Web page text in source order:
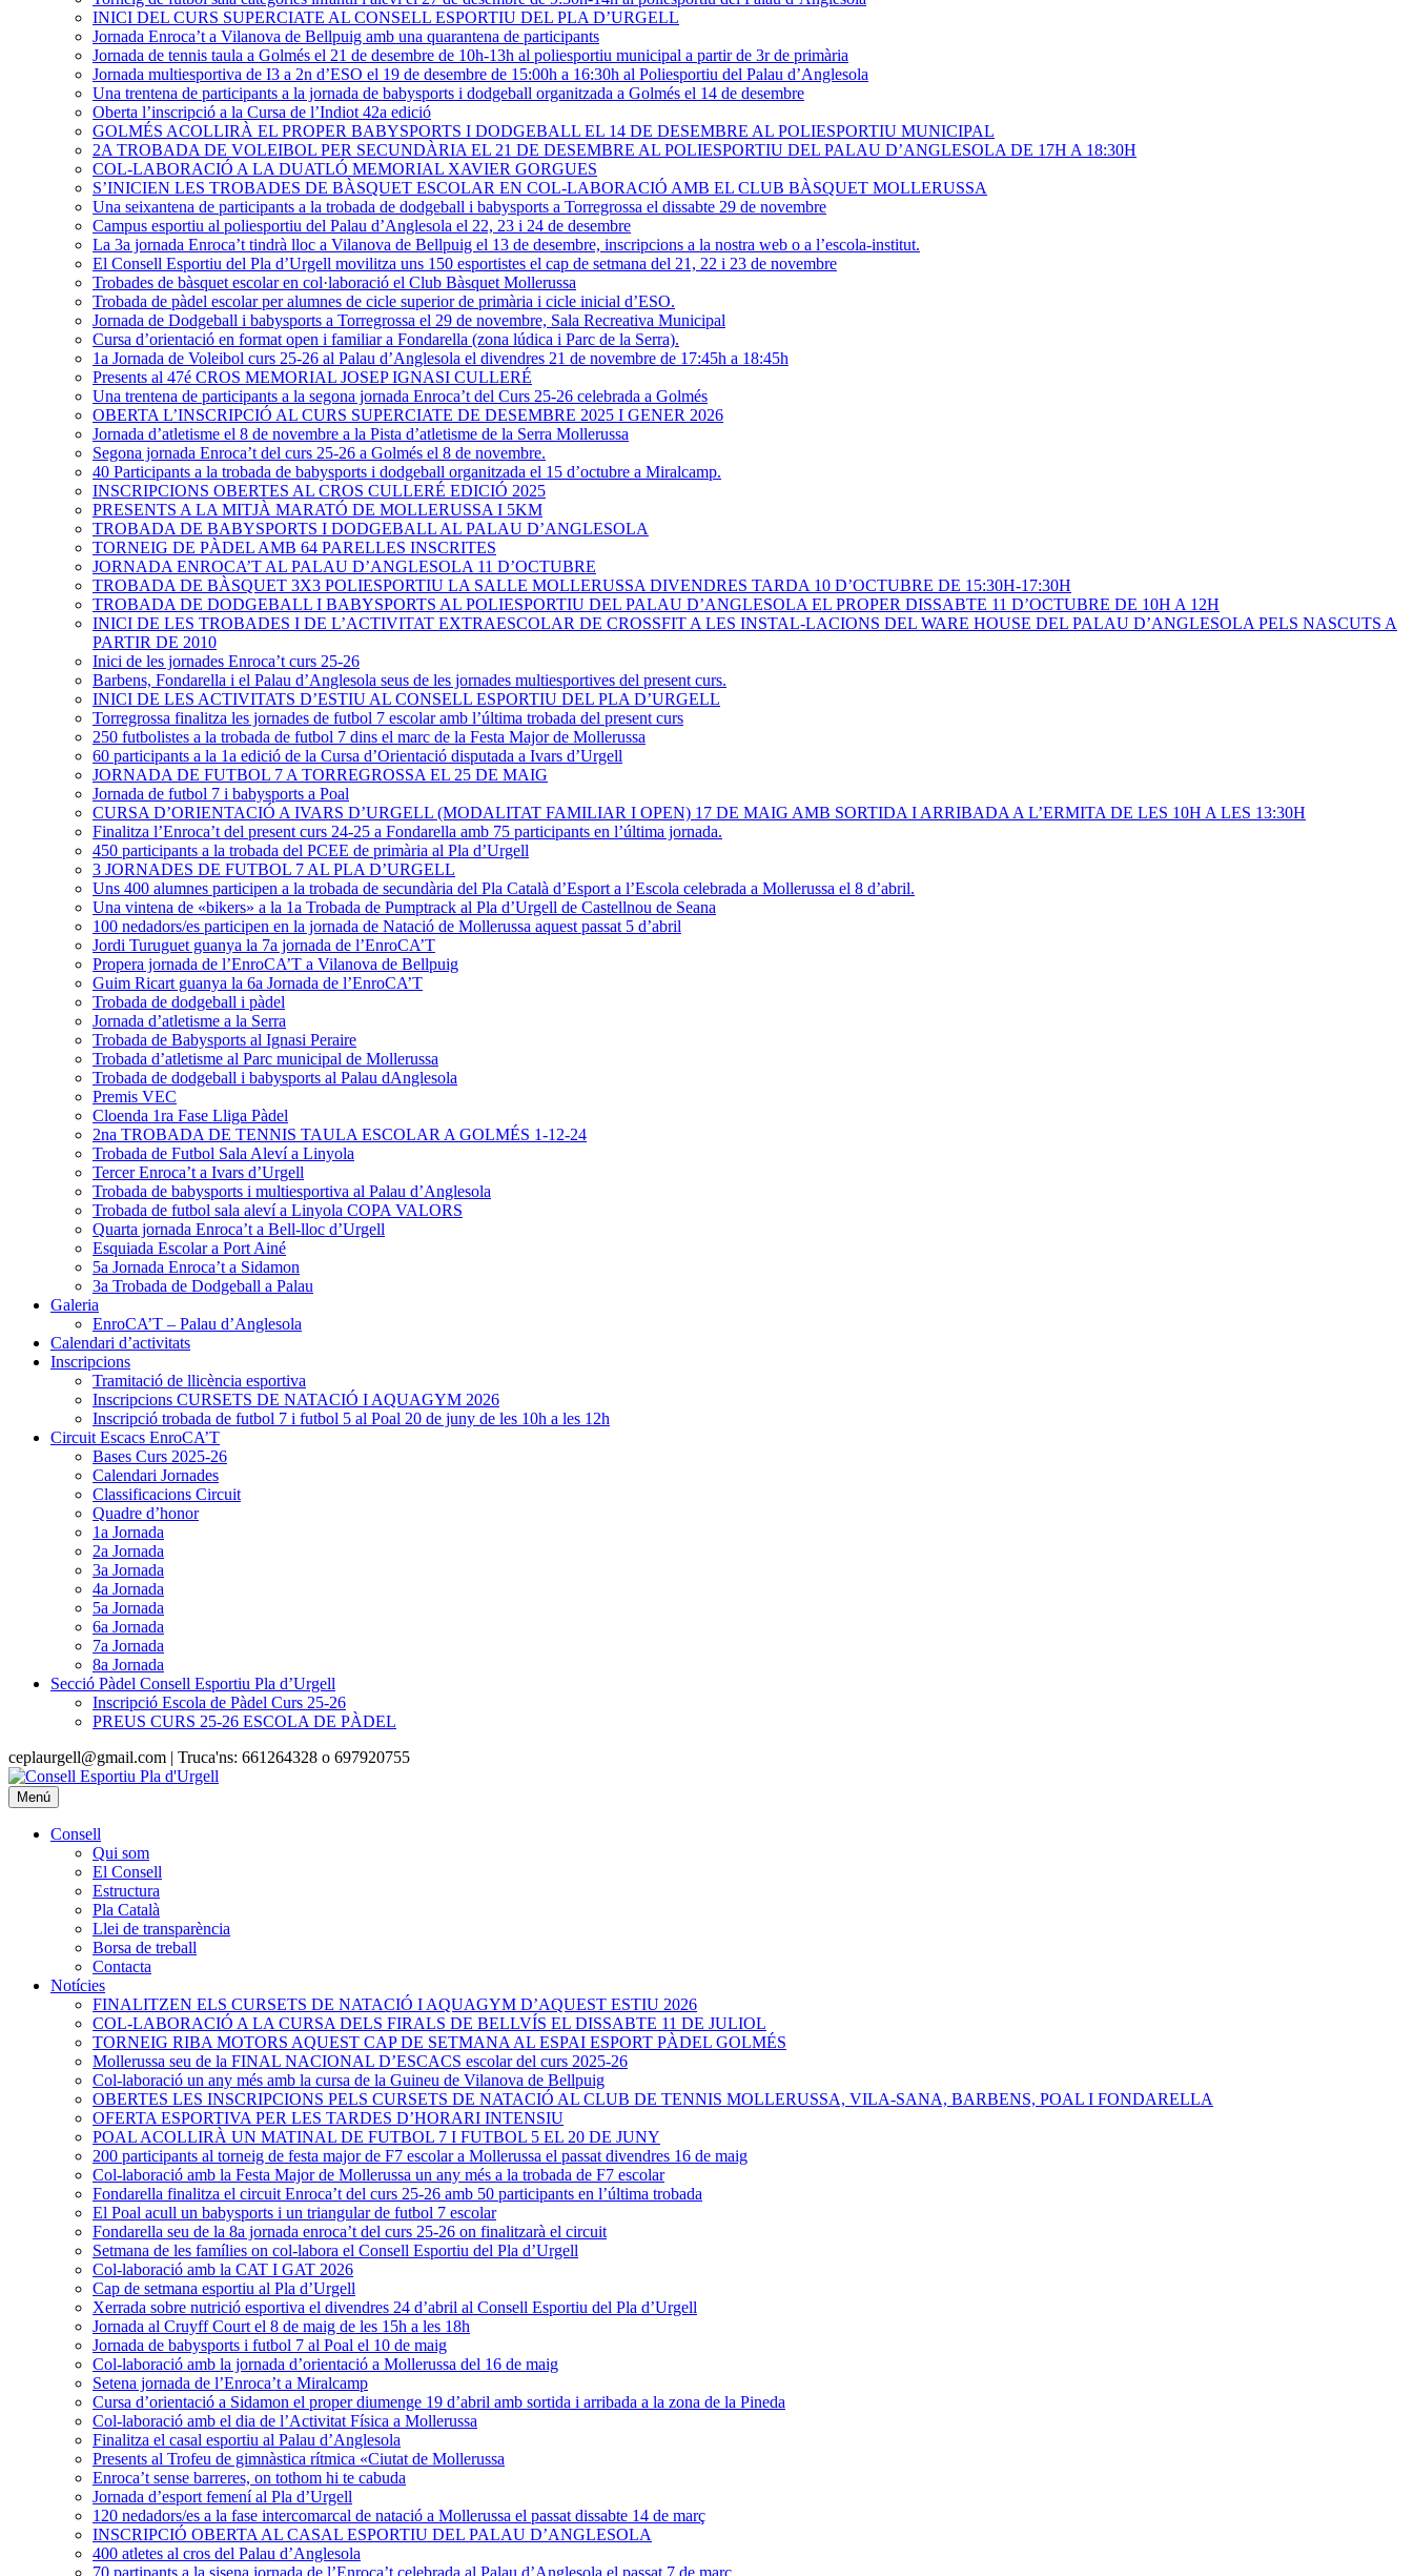
INICI DEL CURS SUPERCIATE AL CONSELL ESPORTIU DEL PLA D’URGELL
Jornada Enroca’t a Vilanova de Bellpuig amb una quarantena de participants
Jornada de tennis taula a Golmés el 21 de desembre de 10h-13h al poliesportiu municipal a partir de 3r de primària
Jornada multiesportiva de I3 a 2n d’ESO el 19 de desembre de 15:00h a 16:30h al Poliesportiu del Palau d’Anglesola
Una trentena de participants a la jornada de babysports i dodgeball organitzada a Golmés el 14 de desembre
Oberta l’inscripció a la Cursa de l’Indiot 42a edició
GOLMÉS ACOLLIRÀ EL PROPER BABYSPORTS I DODGEBALL EL 14 DE DESEMBRE AL POLIESPORTIU MUNICIPAL
2A TROBADA DE VOLEIBOL PER SECUNDÀRIA EL 21 DE DESEMBRE AL POLIESPORTIU DEL PALAU D’ANGLESOLA DE 17H A 18:30H
COL-LABORACIÓ A LA DUATLÓ MEMORIAL XAVIER GORGUES
S’INICIEN LES TROBADES DE BÀSQUET ESCOLAR EN COL-LABORACIÓ AMB EL CLUB BÀSQUET MOLLERUSSA
Una seixantena de participants a la trobada de dodgeball i babysports a Torregrossa el dissabte 29 de novembre
Campus esportiu al poliesportiu del Palau d’Anglesola el 22, 23 i 24 de desembre
La 3a jornada Enroca’t tindrà lloc a Vilanova de Bellpuig el 13 de desembre, inscripcions a la nostra web o a l’escola-institut.
El Consell Esportiu del Pla d’Urgell movilitza uns 150 esportistes el cap de setmana del 21, 22 i 23 de novembre
Trobades de bàsquet escolar en col·laboració el Club Bàsquet Mollerussa
Trobada de pàdel escolar per alumnes de cicle superior de primària i cicle inicial d’ESO.
Jornada de Dodgeball i babysports a Torregrossa el 29 de novembre, Sala Recreativa Municipal
Cursa d’orientació en format open i familiar a Fondarella (zona lúdica i Parc de la Serra).
1a Jornada de Voleibol curs 25-26 al Palau d’Anglesola el divendres 21 de novembre de 17:45h a 18:45h
Presents al 47é CROS MEMORIAL JOSEP IGNASI CULLERÉ
Una trentena de participants a la segona jornada Enroca’t del Curs 25-26 celebrada a Golmés
OBERTA L’INSCRIPCIÓ AL CURS SUPERCIATE DE DESEMBRE 2025 I GENER 2026
Jornada d’atletisme el 8 de novembre a la Pista d’atletisme de la Serra Mollerussa
Segona jornada Enroca’t del curs 25-26 a Golmés el 8 de novembre.
40 Participants a la trobada de babysports i dodgeball organitzada el 15 d’octubre a Miralcamp.
INSCRIPCIONS OBERTES AL CROS CULLERÉ EDICIÓ 2025
PRESENTS A LA MITJÀ MARATÓ DE MOLLERUSSA I 5KM
TROBADA DE BABYSPORTS I DODGEBALL AL PALAU D’ANGLESOLA
TORNEIG DE PÀDEL AMB 64 PARELLES INSCRITES
JORNADA ENROCA’T AL PALAU D’ANGLESOLA 11 D’OCTUBRE
TROBADA DE BÀSQUET 3X3 POLIESPORTIU LA SALLE MOLLERUSSA DIVENDRES TARDA 10 D’OCTUBRE DE 15:30H-17:30H
TROBADA DE DODGEBALL I BABYSPORTS AL POLIESPORTIU DEL PALAU D’ANGLESOLA EL PROPER DISSABTE 11 D’OCTUBRE DE 10H A 12H
INICI DE LES TROBADES I DE L’ACTIVITAT EXTRAESCOLAR DE CROSSFIT A LES INSTAL-LACIONS DEL WARE HOUSE DEL PALAU D’ANGLESOLA PELS NASCUTS A
PARTIR DE 2010
Inici de les jornades Enroca’t curs 25-26
Barbens, Fondarella i el Palau d’Anglesola seus de les jornades multiesportives del present curs.
INICI DE LES ACTIVITATS D’ESTIU AL CONSELL ESPORTIU DEL PLA D’URGELL
Torregrossa finalitza les jornades de futbol 7 escolar amb l’última trobada del present curs
250 futbolistes a la trobada de futbol 7 dins el marc de la Festa Major de Mollerussa
60 participants a la 1a edició de la Cursa d’Orientació disputada a Ivars d’Urgell
JORNADA DE FUTBOL 7 A TORREGROSSA EL 25 DE MAIG
Jornada de futbol 7 i babysports a Poal
CURSA D’ORIENTACIÓ A IVARS D’URGELL (MODALITAT FAMILIAR I OPEN) 17 DE MAIG AMB SORTIDA I ARRIBADA A L’ERMITA DE LES 10H A LES 13:30H
Finalitza l’Enroca’t del present curs 24-25 a Fondarella amb 75 participants en l’última jornada.
450 participants a la trobada del PCEE de primària al Pla d’Urgell
3 JORNADES DE FUTBOL 7 AL PLA D’URGELL
Uns 400 alumnes participen a la trobada de secundària del Pla Català d’Esport a l’Escola celebrada a Mollerussa el 8 d’abril.
Una vintena de «bikers» a la 1a Trobada de Pumptrack al Pla d’Urgell de Castellnou de Seana
100 nedadors/es participen en la jornada de Natació de Mollerussa aquest passat 5 d’abril
Jordi Turuguet guanya la 7a jornada de l’EnroCA’T
Propera jornada de l’EnroCA’T a Vilanova de Bellpuig
Guim Ricart guanya la 6a Jornada de l’EnroCA’T
Trobada de dodgeball i pàdel
Jornada d’atletisme a la Serra
Trobada de Babysports al Ignasi Peraire
Trobada d’atletisme al Parc municipal de Mollerussa
Trobada de dodgeball i babysports al Palau dAnglesola
Premis VEC
Cloenda 1ra Fase Lliga Pàdel
2na TROBADA DE TENNIS TAULA ESCOLAR A GOLMÉS 1-12-24
Trobada de Futbol Sala Aleví a Linyola
Tercer Enroca’t a Ivars d’Urgell
Trobada de babysports i multiesportiva al Palau d’Anglesola
Trobada de futbol sala aleví a Linyola COPA VALORS
Quarta jornada Enroca’t a Bell-lloc d’Urgell
Esquiada Escolar a Port Ainé
5a Jornada Enroca’t a Sidamon
3a Trobada de Dodgeball a Palau
Galeria
EnroCA’T – Palau d’Anglesola
Calendari d’activitats
Inscripcions
Tramitació de llicència esportiva
Inscripcions CURSETS DE NATACIÓ I AQUAGYM 2026
Inscripció trobada de futbol 7 i futbol 5 al Poal 20 de juny de les 10h a les 12h
Circuit Escacs EnroCA’T
Bases Curs 2025-26
Calendari Jornades
Classificacions Circuit
Quadre d’honor
1a Jornada
2a Jornada
3a Jornada
4a Jornada
5a Jornada
6a Jornada
7a Jornada
8a Jornada
Secció Pàdel Consell Esportiu Pla d’Urgell
Inscripció Escola de Pàdel Curs 25-26
PREUS CURS 25-26 ESCOLA DE PÀDEL
ceplaurgell@gmail.com | Truca'ns: 661264328 o 697920755
Menú
Consell
Qui som
El Consell
Estructura
Pla Català
Llei de transparència
Borsa de treball
Contacta
Notícies
FINALITZEN ELS CURSETS DE NATACIÓ I AQUAGYM D’AQUEST ESTIU 2026
COL-LABORACIÓ A LA CURSA DELS FIRALS DE BELLVÍS EL DISSABTE 11 DE JULIOL
TORNEIG RIBA MOTORS AQUEST CAP DE SETMANA AL ESPAI ESPORT PÀDEL GOLMÉS
Mollerussa seu de la FINAL NACIONAL D’ESCACS escolar del curs 2025-26
Col-laboració un any més amb la cursa de la Guineu de Vilanova de Bellpuig
OBERTES LES INSCRIPCIONS PELS CURSETS DE NATACIÓ AL CLUB DE TENNIS MOLLERUSSA, VILA-SANA, BARBENS, POAL I FONDARELLA
OFERTA ESPORTIVA PER LES TARDES D’HORARI INTENSIU
POAL ACOLLIRÀ UN MATINAL DE FUTBOL 7 I FUTBOL 5 EL 20 DE JUNY
200 participants al torneig de festa major de F7 escolar a Mollerussa el passat divendres 16 de maig
Col-laboració amb la Festa Major de Mollerussa un any més a la trobada de F7 escolar
Fondarella finalitza el circuit Enroca’t del curs 25-26 amb 50 participants en l’última trobada
El Poal acull un babysports i un triangular de futbol 7 escolar
Fondarella seu de la 8a jornada enroca’t del curs 25-26 on finalitzarà el circuit
Setmana de les famílies on col-labora el Consell Esportiu del Pla d’Urgell
Col-laboració amb la CAT I GAT 2026
Cap de setmana esportiu al Pla d’Urgell
Xerrada sobre nutrició esportiva el divendres 24 d’abril al Consell Esportiu del Pla d’Urgell
Jornada al Cruyff Court el 8 de maig de les 15h a les 18h
Jornada de babysports i futbol 7 al Poal el 10 de maig
Col-laboració amb la jornada d’orientació a Mollerussa del 16 de maig
Setena jornada de l’Enroca’t a Miralcamp
Cursa d’orientació a Sidamon el proper diumenge 19 d’abril amb sortida i arribada a la zona de la Pineda
Col-laboració amb el dia de l’Activitat Física a Mollerussa
Finalitza el casal esportiu al Palau d’Anglesola
Presents al Trofeu de gimnàstica rítmica «Ciutat de Mollerussa
Enroca’t sense barreres, on tothom hi te cabuda
Jornada d’esport femení al Pla d’Urgell
120 nedadors/es a la fase intercomarcal de natació a Mollerussa el passat dissabte 14 de març
INSCRIPCIÓ OBERTA AL CASAL ESPORTIU DEL PALAU D’ANGLESOLA
400 atletes al cros del Palau d’Anglesola
70 partipants a la sisena jornada de l’Enroca’t celebrada al Palau d’Anglesola el passat 7 de març